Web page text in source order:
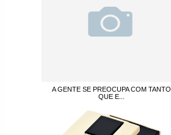
A GENTE SE PREOCUPA COM TANTO
QUE E...